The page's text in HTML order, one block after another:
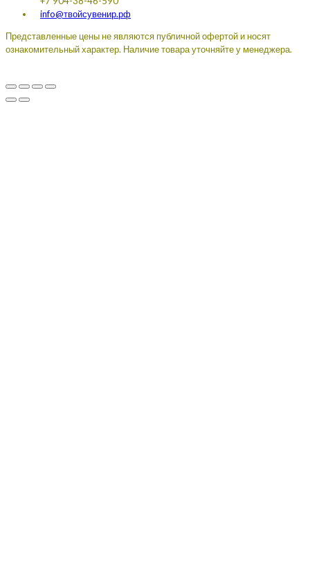
info@твойсувенир.рф
Представленные цены не являются публичной офертой и носят
ознакомительный характер. Наличие товара уточняйте у менеджера.